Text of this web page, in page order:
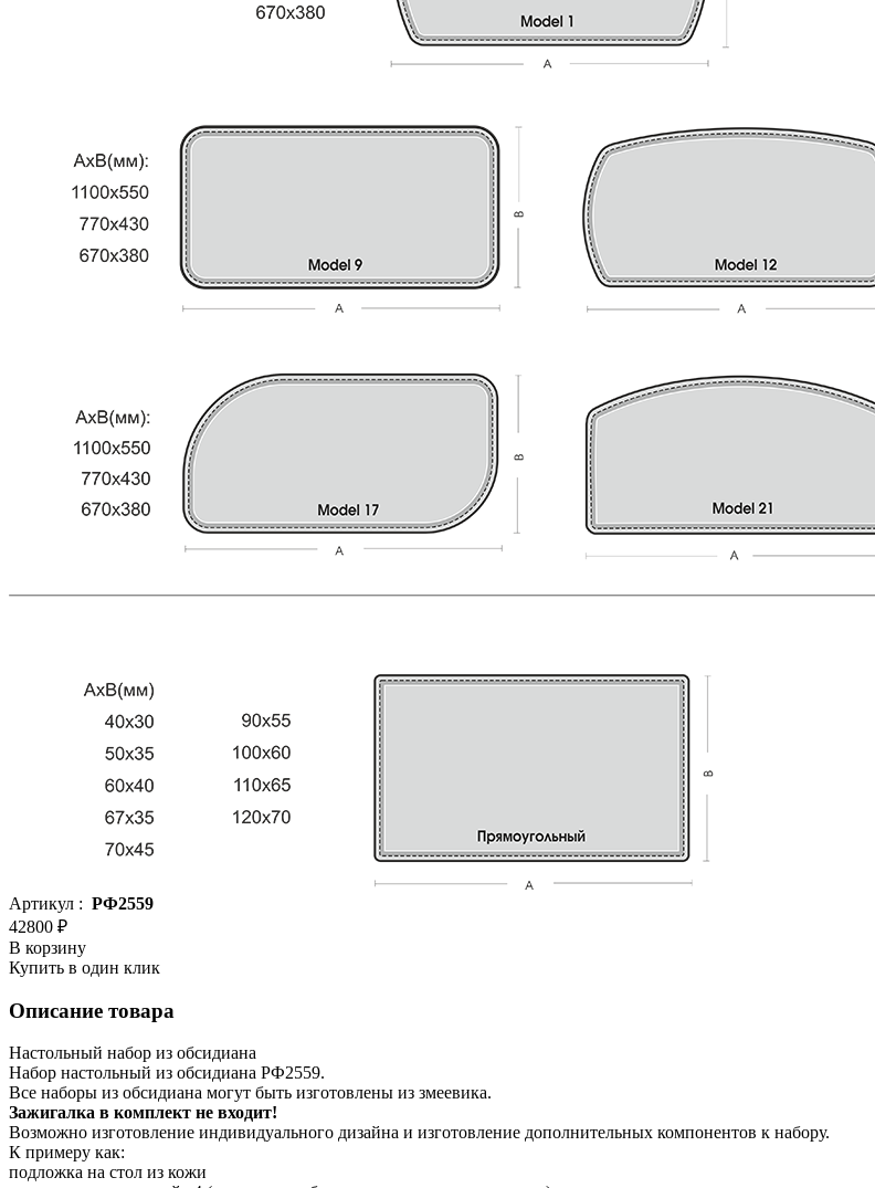
Артикул : РФ2559
42800 ₽
В корзину
Купить в один клик
Описание товара
Настольный набор из обсидиана
Набор настольный из обсидиана РФ2559.
Все наборы из обсидиана могут быть изготовлены из змеевика.
Зажигалка в комплект не входит!
Возможно изготовление индивидуального дизайна и изготовление дополнительных компонентов к набору.
К примеру как:
подложка на стол из кожи